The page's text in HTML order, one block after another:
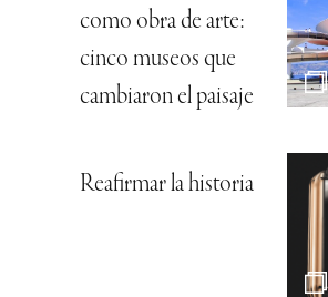
como obra de arte:
cinco museos que
cambiaron el paisaje
Reafirmar la historia